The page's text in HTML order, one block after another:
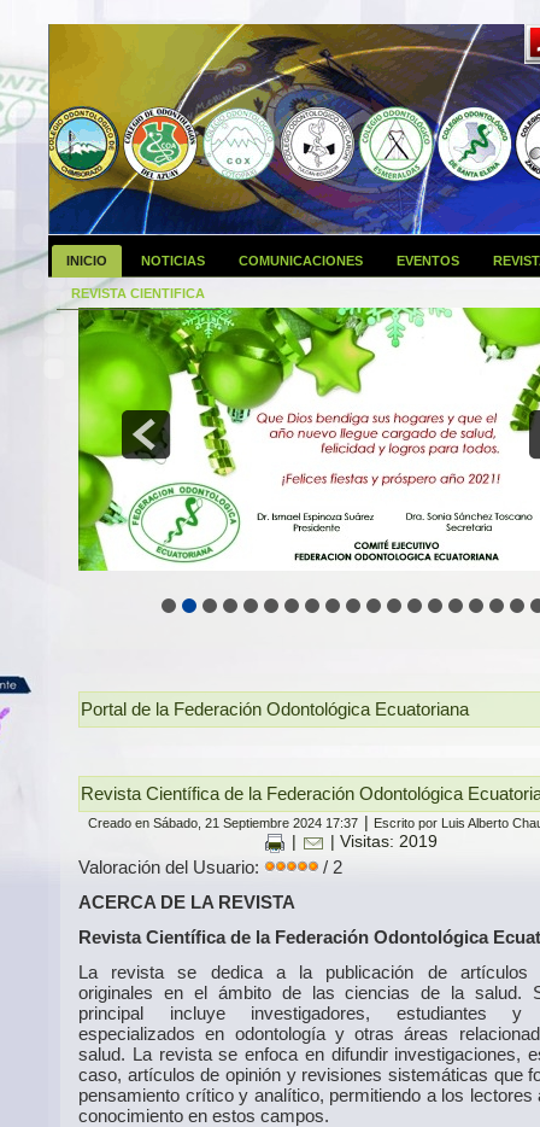
INICIO NOTICIAS COMUNICACIONES EVENTOS
REVISTA CIENTIFICA
Portal de la Federación Odontológica Ecuatoriana
Revista Científica de la Federación Odontológica
Creado en Sábado, 21 Septiembre 2024 17:37 Escrito por Luis Alberto
| Visitas: 2019
Valoración del Usuario:
/ 2
ACERCA DE LA REVISTA
Revista Científica de la Federación Odontológica
La revista se dedica a la publicación de artículos
originales en el ámbito de las ciencias de la salud.
principal incluye investigadores, estudiantes y
especializados en odontología y otras áreas
salud. La revista se enfoca en difundir investigaciones,
caso, artículos de opinión y revisiones sistemáticas que
pensamiento crítico y analítico, permitiendo a los lectores
conocimiento en estos campos.